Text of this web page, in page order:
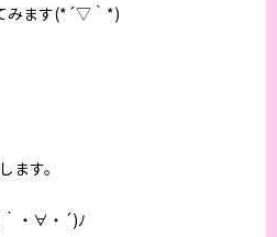
みます(*´▽｀*)
ます。
｀・∀・´)ﾉ